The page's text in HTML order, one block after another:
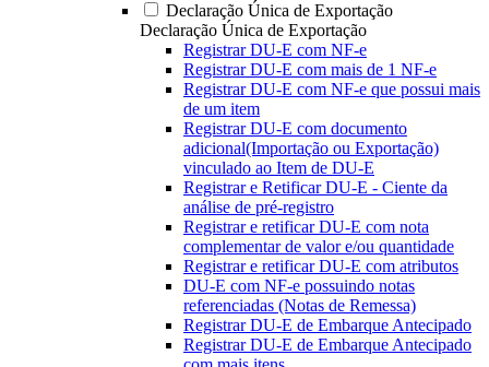
Declaração Única de Exportação
Declaração Única de Exportação
Registrar DU-E com NF-e
Registrar DU-E com mais de 1 NF-e
Registrar DU-E com NF-e que possui mais
de um item
Registrar DU-E com documento
adicional(Importação ou Exportação)
vinculado ao Item de DU-E
Registrar e Retificar DU-E - Ciente da
análise de pré-registro
Registrar e retificar DU-E com nota
complementar de valor e/ou quantidade
Registrar e retificar DU-E com atributos
DU-E com NF-e possuindo notas
referenciadas (Notas de Remessa)
Registrar DU-E de Embarque Antecipado
Registrar DU-E de Embarque Antecipado